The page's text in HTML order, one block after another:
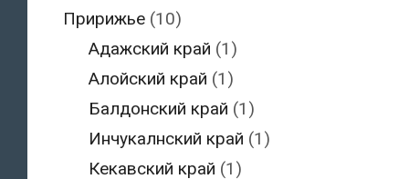
Пририжье(10)
Адажский край (1)
Алойский край (1)
Балдонский край (1)
Инчукалнский край (1)
Кекавский край (1)